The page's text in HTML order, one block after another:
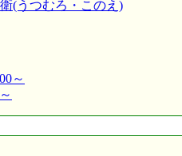
(うつむろ・このえ)
～